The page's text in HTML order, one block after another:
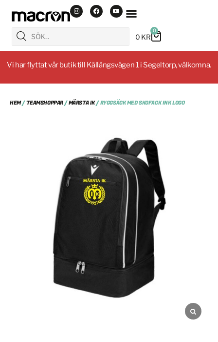
0 KR
0
Vi har flyttat vår butik till Källängsvägen 1 i Segeltorp, välkomna.
HEM/TEAMSHOPPAR/MÄRSTA IK/ RYGGSÄCK MED SKOFACK INK LOGO